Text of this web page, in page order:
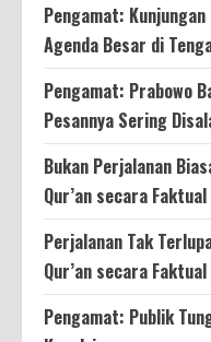
Pengamat:
Agenda Besar di
Pengamat: Prabowo
Pesannya Sering
Bukan Perjalanan
Qur’an secara
Perjalanan Tak
Qur’an secara
Pengamat: Publik